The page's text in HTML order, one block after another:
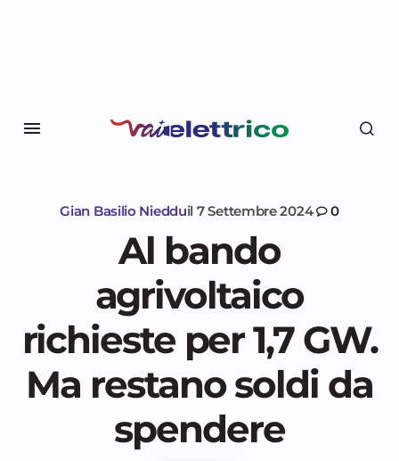
Gian Basilio Niedduil 7 Settembre 2024 0
Al bando
agrivoltaico
richieste per 1,7 GW.
Ma restano soldi da
spendere